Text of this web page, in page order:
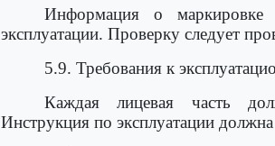
Информация о
эксплуатации. Проверку следует
5.9. Требования к
Каждая лицевая часть
Инструкция по эксплуатации